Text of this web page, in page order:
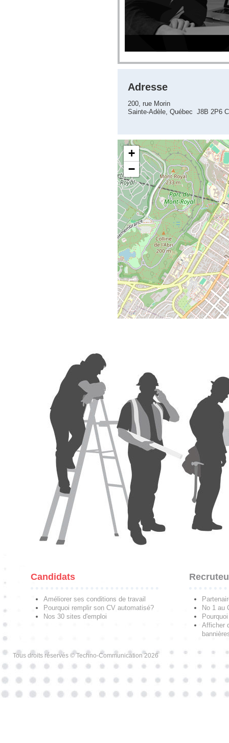
Adresse
200, rue Morin
Sainte-Adèle, Québec J8B 2P6
+
−
Candidats
Améliorer ses conditions de travail
Pourquoi remplir son CV automatisé?
Nos 30 sites d'emploi
No 1 au
Afficher
Tous droits réservés © Techno-Communication 2026